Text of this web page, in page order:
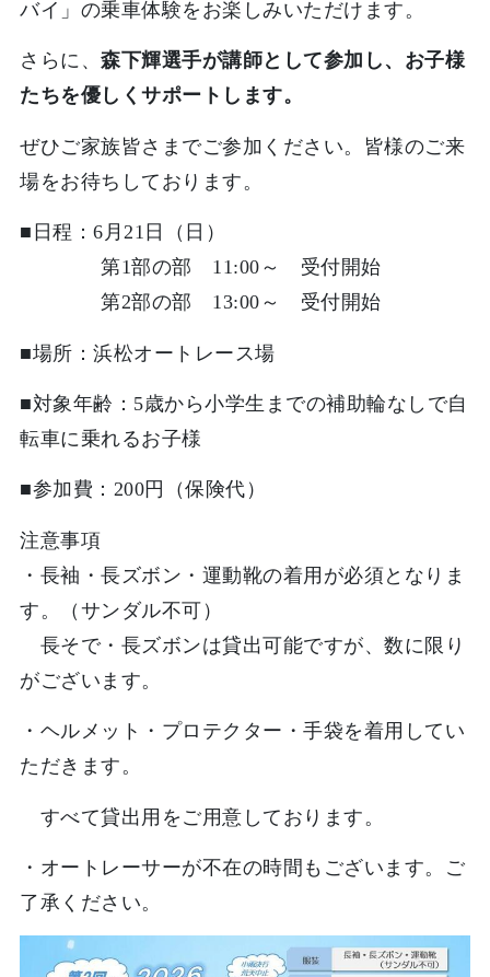
バイ」の乗車体験をお楽しみいただけます。
さらに、 森下輝選手が講師として参加し、お子様
たちを優しくサポートします。
ぜひご家族皆さまでご参加ください。皆様のご来
場をお待ちしております。
■日程：6月21日（日）
第1部の部 11:00～ 受付開始
第2部の部 13:00～ 受付開始
■場所：浜松オートレース場
■対象年齢：5歳から小学生までの補助輪なしで自
転車に乗れるお子様
■参加費：200円（保険代）
注意事項
・長袖・長ズボン・運動靴の着用が必須となりま
す。（サンダル不可）
長そで・長ズボンは貸出可能ですが、数に限り
がございます。
・ヘルメット・プロテクター・手袋を着用してい
ただきます。
すべて貸出用をご用意しております。
・オートレーサーが不在の時間もございます。ご
了承ください。